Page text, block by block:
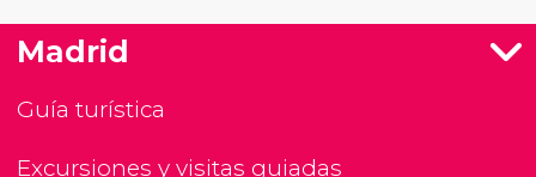
Madrid
Guía turística
Excursiones y visitas guiadas